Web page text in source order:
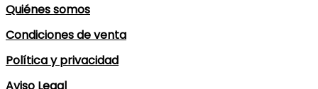
Quiénes somos
Condiciones de venta
Política y privacidad
Aviso Legal